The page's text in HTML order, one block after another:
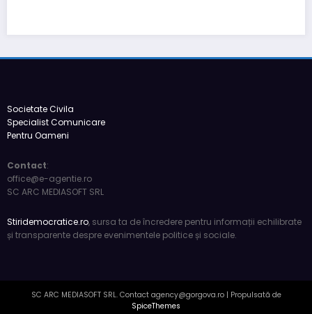
România de facto: realități și perspective 2026